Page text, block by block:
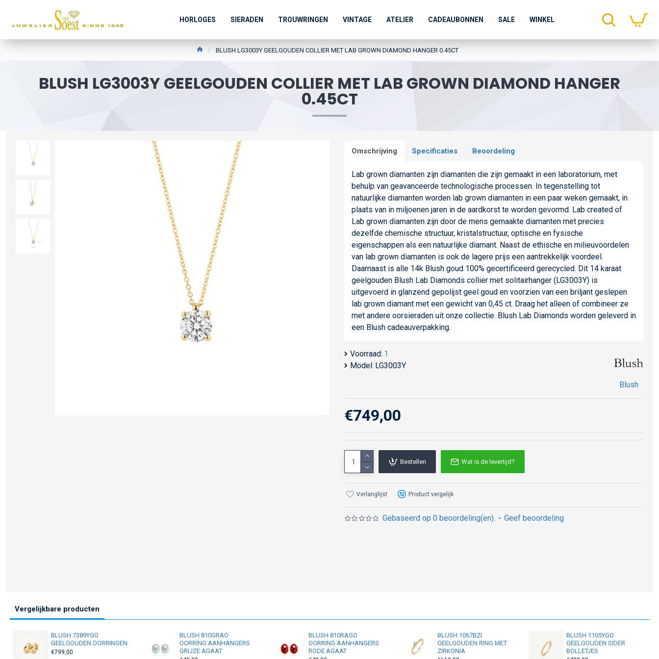
HORLOGES SIERADEN TROUWRINGEN VINTAGE ATELIER CADEAUBONNEN SALE WINKEL
BLUSH LG3003Y GEELGOUDEN COLLIER MET LAB GROWN DIAMOND HANGER 0.45CT
BLUSH LG3003Y GEELGOUDEN COLLIER MET LAB GROWN DIAMOND HANGER
0.45CT
Omschrijving Specificaties Beoordeling
Lab grown diamanten zijn diamanten die zijn gemaakt in een laboratorium, met
behulp van geavanceerde technologische processen. In tegenstelling tot
natuurlijke diamanten worden lab grown diamanten in een paar weken gemaakt, in
plaats van in miljoenen jaren in de aardkorst te worden gevormd. Lab created of
Lab grown diamanten zijn door de mens gemaakte diamanten met precies
dezelfde chemische structuur, kristalstructuur, optische en fysische
eigenschappen als een natuurlijke diamant. Naast de ethische en milieuvoordelen
van lab grown diamanten is ook de lagere prijs een aantrekkelijk voordeel.
Daarnaast is alle 14k Blush goud 100% gecertificeerd gerecycled. Dit 14 karaat
geelgouden Blush Lab Diamonds collier met solitairhanger (LG3003Y) is
uitgevoerd in glanzend gepolijst geel goud en voorzien van een briljant geslepen
lab grown diamant met een gewicht van 0,45 ct. Draag het alleen of combineer ze
met andere oorsieraden uit onze collectie. Blush Lab Diamonds worden geleverd in
een Blush cadeauverpakking.
Voorraad: 1
Model: LG3003Y
Blush
Gebaseerd op 0 beoordeling(en). - Geef beoordeling
€749,00
Bestellen Wat is de levertijd?
Verlanglijst Product vergelijk
Vergelijkbare producten
BLUSH 7389YGO
GEELGOUDEN OORRINGEN
€799,00
BLUSH 810GRAO
OORRING AANHANGERS
GRIJZE AGAAT
BLUSH 810RAGO
OORRING AANHANGERS
RODE AGAAT
BLUSH 1067BZI
GEELGOUDEN RING MET
ZIRKONIA
BLUSH 1105YGO
GEELGOUDEN SIDER
BOLLETJES